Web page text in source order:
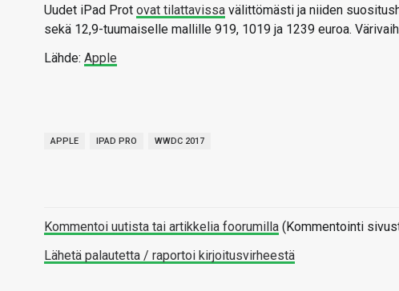
Uudet iPad Prot ovat tilattavissa välittömästi ja niiden
sekä 12,9-tuumaiselle mallille 919, 1019 ja 1239 euroa.
Lähde: Apple
APPLE IPAD PRO WWDC 2017
Kommentoi uutista tai artikkelia foorumilla (Kommentointi
Lähetä palautetta / raportoi kirjoitusvirheestä